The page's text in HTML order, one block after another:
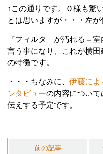
↑この通りです。Ｏ様も驚
とは思いますが・・・左が
『フィルターが汚れる＝
言う事になり、これが横田
の特徴です。
・・・ちなみに、 伊藤によ
ンタビューの内容について
伝えする予定です。
前の記事